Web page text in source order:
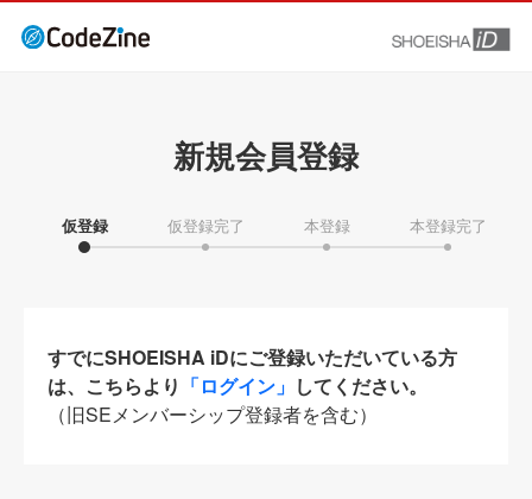
新規会員登録
仮登録 仮登録完了 本登録 本登録完了
すでにSHOEISHA iDにご登録いただいている方
は、こちらより 「ログイン」 してください。
（旧SEメンバーシップ登録者を含む）